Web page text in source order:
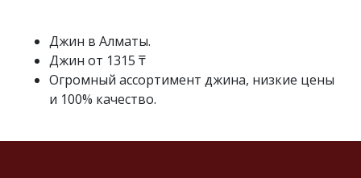
двукратной
дистилляции
настойки
трав
Джин в Алматы.
Джин от 1315 ₸
Огромный ассортимент джина, низкие цены
и 100% качество.